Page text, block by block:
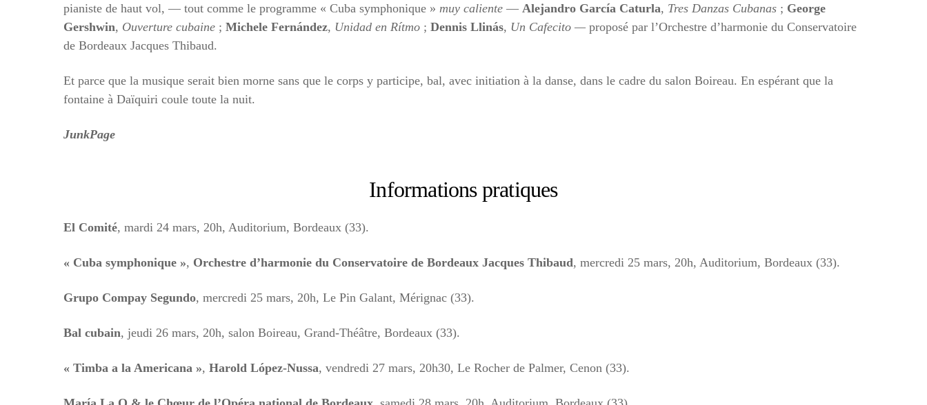
pianiste de haut vol, — tout comme le programme « Cuba symphonique » muy caliente — Alejandro García Caturla, Tres Danzas Cubanas ; George
Gershwin, Ouverture cubaine ; Michele Fernández, Unidad en Rítmo ; Dennis Llinás, Un Cafecito — proposé par l’Orchestre d’harmonie du Conservatoire
de Bordeaux Jacques Thibaud.
Et parce que la musique serait bien morne sans que le corps y participe, bal, avec initiation à la danse, dans le cadre du salon Boireau. En espérant que la
fontaine à Daïquiri coule toute la nuit.
JunkPage
Informations pratiques
El Comité, mardi 24 mars, 20h, Auditorium, Bordeaux (33).
« Cuba symphonique », Orchestre d’harmonie du Conservatoire de Bordeaux Jacques Thibaud, mercredi 25 mars, 20h, Auditorium, Bordeaux (33).
Grupo Compay Segundo, mercredi 25 mars, 20h, Le Pin Galant, Mérignac (33).
Bal cubain, jeudi 26 mars, 20h, salon Boireau, Grand-Théâtre, Bordeaux (33).
« Timba a la Americana », Harold López-Nussa, vendredi 27 mars, 20h30, Le Rocher de Palmer, Cenon (33).